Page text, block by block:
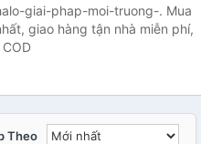
giai-phap-moi-truong-. Mua
giao hàng tận nhà miễn phí,
Theo